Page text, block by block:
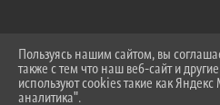
Пользуясь нашим сайтом, вы
также с тем что наш веб-сайт и
используют cookies такие как Яндекс
аналитика".